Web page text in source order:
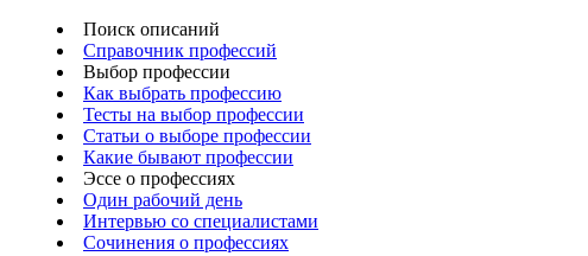
Поиск описаний
Справочник профессий
Выбор профессии
Как выбрать профессию
Тесты на выбор профессии
Статьи о выборе профессии
Какие бывают профессии
Эссе о профессиях
Один рабочий день
Интервью со специалистами
Сочинения о профессиях